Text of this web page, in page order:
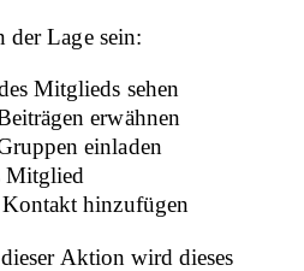
der Lage sein:
Mitglieds sehen
erwähnen
einladen
Mitglied
hinzufügen
Aktion wird dieses